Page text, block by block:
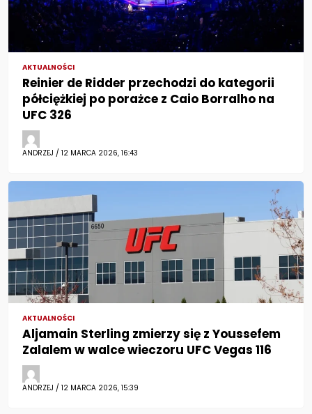
AKTUALNOŚCI
Reinier de Ridder przechodzi do kategorii
półciężkiej po porażce z Caio Borralho na
UFC 326
ANDRZEJ / 12 MARCA 2026, 16:43
AKTUALNOŚCI
Aljamain Sterling zmierzy się z Youssefem
Zalalem w walce wieczoru UFC Vegas 116
ANDRZEJ / 12 MARCA 2026, 15:39